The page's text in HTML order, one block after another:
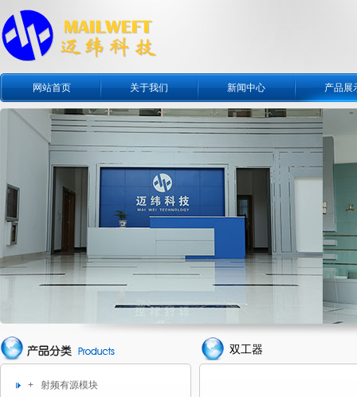
网站首页 关于我们 新闻中心 产品展
+ 射频有源模块
双工器